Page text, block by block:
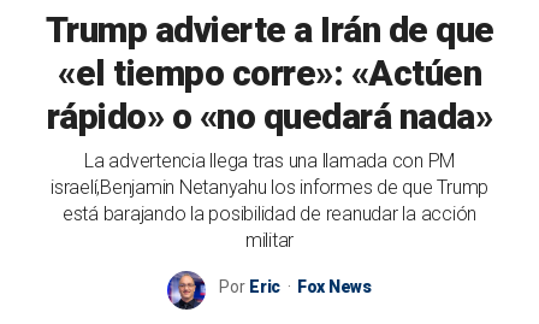
Trump advierte a Irán de que
«el tiempo corre»: «Actúen
rápido» o «no quedará nada»
La advertencia llega tras una llamada con PM
israelí,Benjamin Netanyahu los informes de que Trump
está barajando la posibilidad de reanudar la acción
militar
Por Eric Fox News